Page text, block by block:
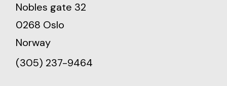
Nobles gate 32
0268 Oslo
Norway
(305) 237-9464